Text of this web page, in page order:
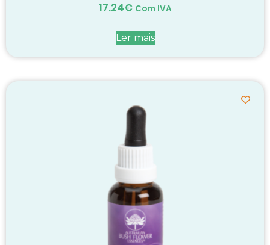
17.24€ Com IVA
Ler mais